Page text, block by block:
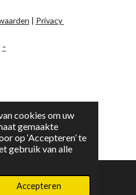
cookies om uw
gemaakte
op ‘Accepteren’ te
gebruik van alle
Accepteren
| Privacy
-
Instagram